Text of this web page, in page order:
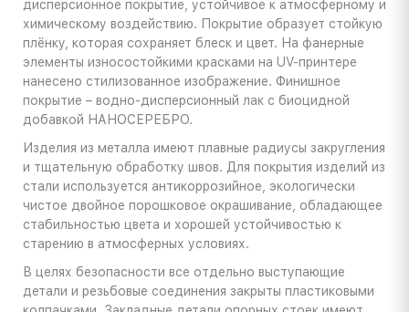
дисперсионное покрытие, устойчивое к атмосферному и
химическому воздействию. Покрытие образует стойкую
плёнку, которая сохраняет блеск и цвет. На фанерные
элементы износостойкими красками на UV-принтере
нанесено стилизованное изображение. Финишное
покрытие – водно-дисперсионный лак с биоцидной
добавкой НАНОСЕРЕБРО.
Изделия из металла имеют плавные радиусы закругления
и тщательную обработку швов. Для покрытия изделий из
стали используется антикоррозийное, экологически
чистое двойное порошковое окрашивание, обладающее
стабильностью цвета и хорошей устойчивостью к
старению в атмосферных условиях.
В целях безопасности все отдельно выступающие
детали и резьбовые соединения закрыты пластиковыми